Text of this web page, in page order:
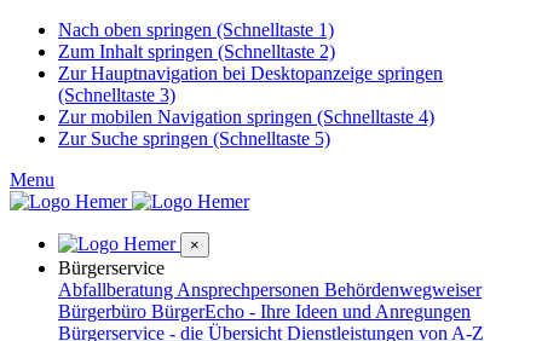
Nach oben springen (Schnelltaste 1)
Zum Inhalt springen (Schnelltaste 2)
Zur Hauptnavigation bei Desktopanzeige springen
(Schnelltaste 3)
Zur mobilen Navigation springen (Schnelltaste 4)
Zur Suche springen (Schnelltaste 5)
Menu
×
Bürgerservice
Abfallberatung Ansprechpersonen Behördenwegweiser
Bürgerbüro BürgerEcho - Ihre Ideen und Anregungen
Bürgerservice - die Übersicht Dienstleistungen von A-Z